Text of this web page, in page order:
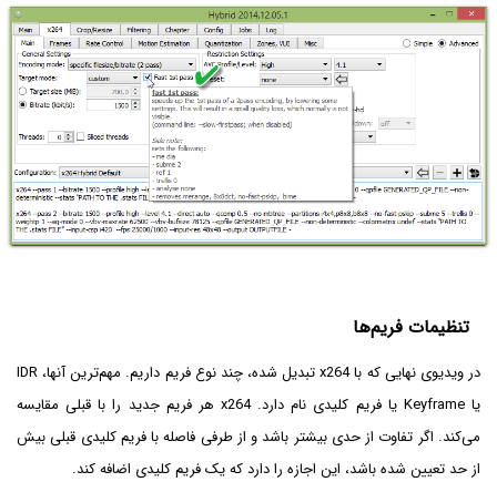
تنظیمات فریم‌ها
در ویدیوی نهایی که با x264 تبدیل شده، چند نوع فریم داریم. مهم‌ترین آنها، IDR
یا Keyframe یا فریم کلیدی نام دارد. x264 هر فریم جدید را با قبلی مقایسه
می‌کند. اگر تفاوت از حدی بیشتر باشد و از طرفی فاصله با فریم کلیدی قبلی بیش
از حد تعیین شده باشد، این اجازه را دارد که یک فریم کلیدی اضافه کند.